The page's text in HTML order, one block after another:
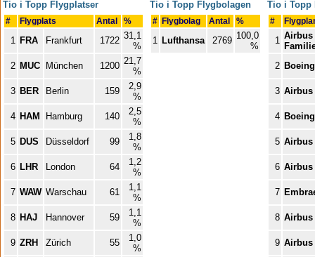
Tio i Topp Flygplatser
# Flygplats Antal %
1 FRA Frankfurt 1722 31,1
%
2 MUC München 1200 21,7
%
3 BER Berlin 159
2,9
%
4 HAM Hamburg 140
2,5
%
5 DUS Düsseldorf 99
1,8
%
6 LHR London 64
1,2
%
7 WAW Warschau 61
1,1
%
8 HAJ Hannover 59
1,1
%
9 ZRH Zürich 55
1,0
%
Tio i Topp Flygbolagen
# Flygbolag Antal %
1 Lufthansa 2769 100,0
%
Tio i Topp
#
1 Airbus
2
3 Airbus
4
5 Airbus
6 Airbus
7
8 Airbus
9 Airbus